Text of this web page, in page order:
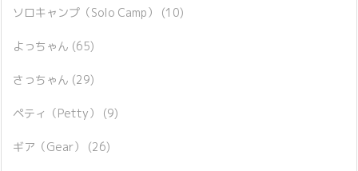
ソロキャンプ（Solo Camp） (10)
よっちゃん (65)
さっちゃん (29)
ペティ（Petty） (9)
ギア（Gear） (26)